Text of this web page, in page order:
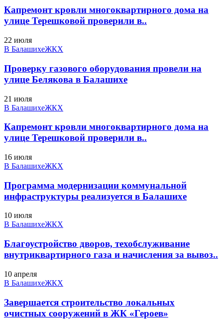
Капремонт кровли многоквартирного дома на
улице Терешковой проверили в..
22 июля
В БалашихеЖКХ
Проверку газового оборудования провели на
улице Белякова в Балашихе
21 июля
В БалашихеЖКХ
Капремонт кровли многоквартирного дома на
улице Терешковой проверили в..
16 июля
В БалашихеЖКХ
Программа модернизации коммунальной
инфраструктуры реализуется в Балашихе
10 июля
В БалашихеЖКХ
Благоустройство дворов, техобслуживание
внутриквартирного газа и начисления за вывоз..
10 апреля
В БалашихеЖКХ
Завершается строительство локальных
очистных сооружений в ЖК «Героев»